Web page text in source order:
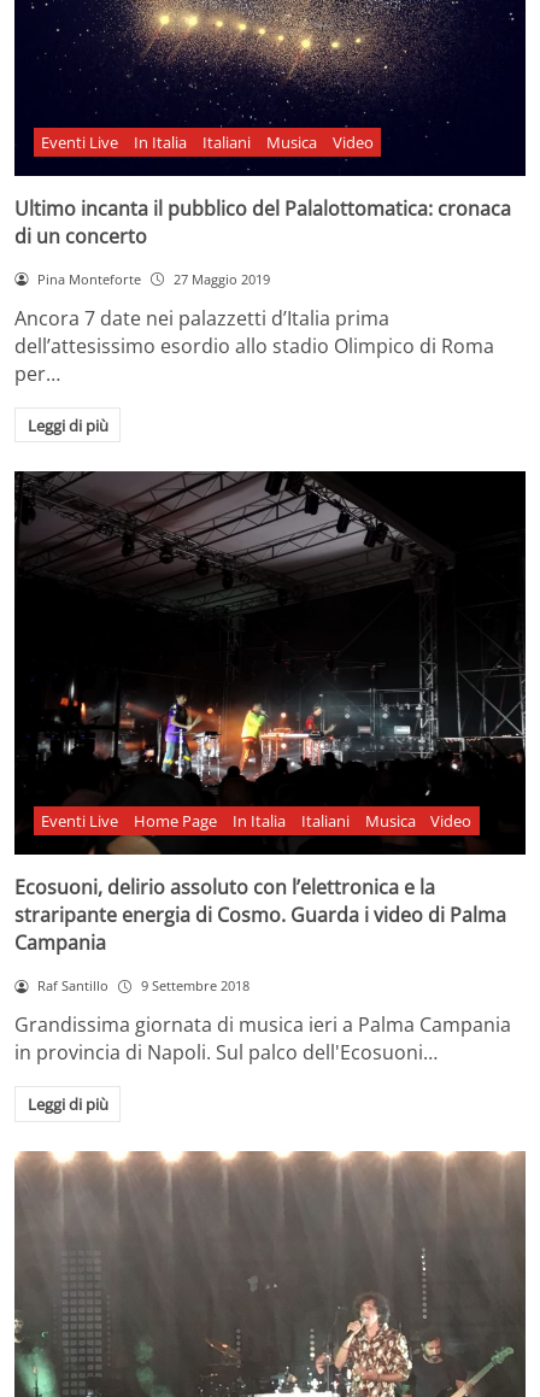
Eventi Live In Italia Italiani Musica Video
Ultimo incanta il pubblico del Palalottomatica: cronaca
di un concerto
Pina Monteforte 27 Maggio 2019
Ancora 7 date nei palazzetti d’Italia prima
dell’attesissimo esordio allo stadio Olimpico di Roma
per…
Leggi di più
Eventi Live Home Page In Italia Italiani Musica Video
Ecosuoni, delirio assoluto con l’elettronica e la
straripante energia di Cosmo. Guarda i video di Palma
Campania
Raf Santillo 9 Settembre 2018
Grandissima giornata di musica ieri a Palma Campania
in provincia di Napoli. Sul palco dell'Ecosuoni…
Leggi di più